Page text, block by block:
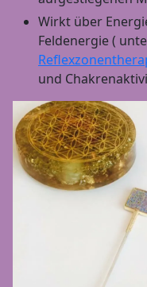
Wirkt über
Feldenergie (
und